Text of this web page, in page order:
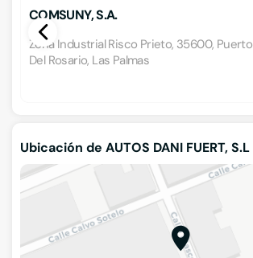
COMSUNY, S.A.
Zona Industrial Risco Prieto, 35600, Puerto
Del Rosario, Las Palmas
Ubicación de AUTOS DANI FUERT, S.L